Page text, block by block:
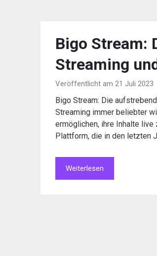
Bigo Stream:
Streaming
Veröffentlicht am 21 Juli 2023
Bigo Stream: Die
Streaming immer beliebter
ermöglichen, ihre Inhalte
Plattform, die in den letzten
Weiterlesen